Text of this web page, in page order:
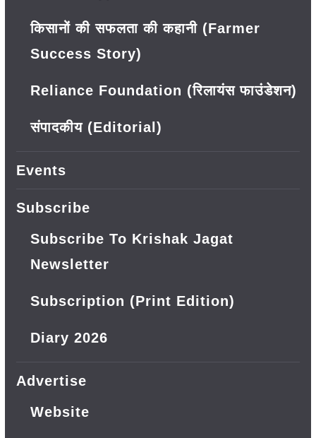
किसानों की सफलता की कहानी (Farmer
Success Story)
Reliance Foundation (रिलायंस फाउंडेशन)
संपादकीय (Editorial)
Events
Subscribe
Subscribe To Krishak Jagat
Newsletter
Subscription (Print Edition)
Diary 2026
Advertise
Website